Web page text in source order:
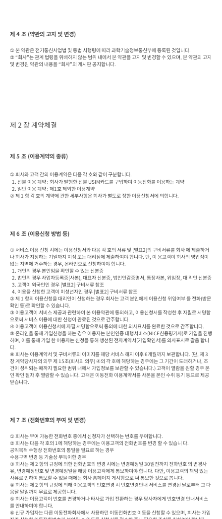
제 4 조 (약관의 고지 및 변경)
① 본 약관은 전기통신사업법 및 동법 시행령에 따라 과학기술정보통신부에 등록된 것입니다.
② “회사”는 관계 법령을 위배하지 않는 범위 내에서 본 약관을 고지 및 변경할 수 있으며, 본 약관의 고지
및 변경된 약관의 내용을 “회사”의 게시판 공지합니다.
제 2 장 계약체결
제 5 조 (이용계약의 종류)
① 회사와 고객 간의 이용계약은 다음 각 호와 같이 구분합니다.
② 제 1 항 각 호의 계약에 관한 세부사항은 회사가 별도로 정한 이용신청서에 의합니다.
제 6 조 (이용신청 방법 등)
① 서비스 이용 신청 시에는 이용신청서와 다음 각 호의 서류 및 [별표2]의 구비서류를 회사 에 제출하거
나 회사가 지정하는 기일까지 지점 또는 대리점에 제출하여야 합니다. 단, 이 용고객이 회사의 영업점이
없는 지역에 거주하는 경우, 온라인으로 신청하여야 합니다.
② 제 1 항의 이용신청을 대리인이 신청하는 경우 회사는 고객 본인에게 이용신청 위임여부 를 전화(방문
확인 등)로 확인할 수 있습니다.
③ 이용고객이 서비스 제공과 관련하여 본 이용약관에 동의하고, 이용신청서를 작성한 후 자필로 서명함
으로써 서비스 이용에 대한 신청이 완료된 것으로 간주합니다.
④ 이용고객이 이용신청서에 자필 서명함으로써 동의에 대한 의사표시를 완료한 것으로 간주합니다.
⑤ 온라인을 통해 가입신청을 하는 경우 이용자는 본인인증 대행서비스(NICE신용평가사)로 가입을 진행
하며, 이를 통해 가입 한 이용자는 신청을 통해 생선된 전자계약서(가입확인서)를 의사표시로 갈음 합니
다.
⑥ 회사는 이용계약서 및 구비서류의 이미지를 해당 서비스 해지 이후 6개월까지 보관합니다. (단, 제 3
장 계약당사자의 의무 제 15조(회사의 의무) ④의 각 호에 해당하는 경우에는 그 기간이 도래하거나, 조
건이 성취되는 때까지 필요한 범위 내에서 가입정보를 보관할 수 있습니다.) 고객이 열람을 원할 경우 본
인 확인 절차 후 열람할 수 있습니다. 고객은 이동전화 이용계약서를 사본을 본인 수취 등기 등으로 제공
받습니다.
제 7 조 (전화번호의 부여 및 변경)
① 회사는 부여 가능한 전화번호 중에서 신청자가 선택하는 번호를 부여합니다.
② 회사는 다음 각 호의 1에 해당하는 경우에는 이용고객의 전화번호를 변경 할 수 있습니 다.
공익목적 수행상 전화번호의 통일을 필요로 하는 경우
수용구역 변경 등 기술상 부득이한 경우
③ 회사는 제 2 항의 규정에 의한 전화번호의 변경 시에는 변경예정일 30일전까지 전화번호 의 변경사
유, 변경예정번호 및 변경예정일을 해당 이용고객에게 통보하여야 합니다. 다만, 이용고객의 책임 있는
사유로 인하여 통보할 수 없을 때에는 회사 홈페이지 게시함으로 써 통보한 것으로 봅니다.
④ 회사는 제 2 항의 규정에 의해 이용고객의 번호변경 시 번호변경안내 서비스를 변경된 날로부터 그 다
음달 말일까지 무료로 제공합니다.
⑤ 회사는 이용고객이 번호를 변경하거나 타사로 가입 전환하는 경우 당사자에게 번호변경 안내서비스
를 안내하여야 합니다.
⑥ 신규 가입자는 다른 이동전화회사에서 사용하던 이동전화번호 이동을 신청할 수 있으며, 회사는 가입